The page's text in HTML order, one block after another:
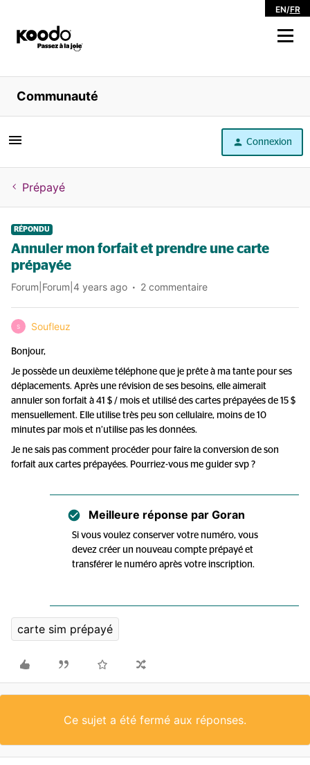
EN/FR
Magasiner
Libre service
Aide
Communauté
Connexion
Prépayé
RÉPONDU
Annuler mon forfait et prendre une carte
prépayée
Forum|Forum|4 years ago 2 commentaire
S Soufleuz
Bonjour,
Je possède un deuxième téléphone que je prête à ma tante pour ses
déplacements. Après une révision de ses besoins, elle aimerait
annuler son forfait à 41 $ / mois et utilisé des cartes prépayées de 15 $
mensuellement. Elle utilise très peu son cellulaire, moins de 10
minutes par mois et n’utilise pas les données.
Je ne sais pas comment procéder pour faire la conversion de son
forfait aux cartes prépayées. Pourriez-vous me guider svp ?
Meilleure réponse par Goran
Si vous voulez conserver votre numéro, vous
devez créer un nouveau compte prépayé et
transférer le numéro après votre inscription.
carte sim prépayé
Ce sujet a été fermé aux réponses.